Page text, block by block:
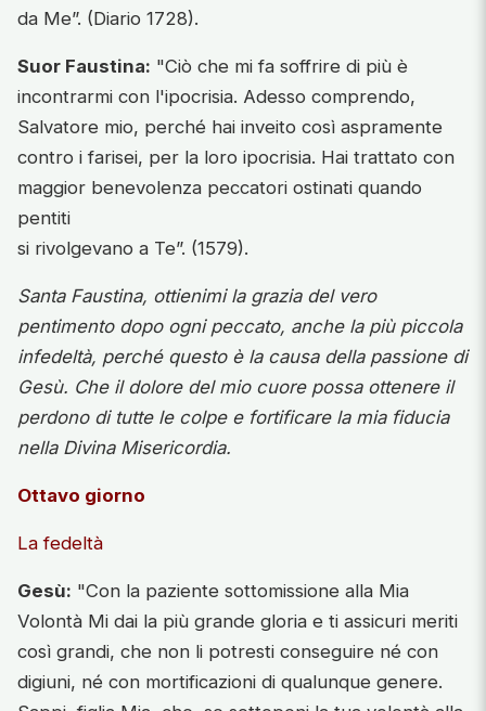
da Me”. (Diario 1728).
Suor Faustina: "Ciò che mi fa soffrire di più è
incontrarmi con l'ipocrisia. Adesso comprendo,
Salvatore mio, perché hai inveito così aspramente
contro i farisei, per la loro ipocrisia. Hai trattato con
maggior benevolenza peccatori ostinati quando
pentiti
si rivolgevano a Te”. (1579).
Santa Faustina, ottienimi la grazia del vero
pentimento dopo ogni peccato, anche la più piccola
infedeltà, perché questo è la causa della passione di
Gesù. Che il dolore del mio cuore possa ottenere il
perdono di tutte le colpe e fortificare la mia fiducia
nella Divina Misericordia.
Ottavo giorno
La fedeltà
Gesù: "Con la paziente sottomissione alla Mia
Volontà Mi dai la più grande gloria e ti assicuri meriti
così grandi, che non li potresti conseguire né con
digiuni, né con mortificazioni di qualunque genere.